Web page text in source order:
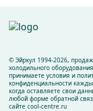
© Эйркул 1994-2026,
холодильного
принимаете условия и
конфиденциальности
когда оставляете свои
любой форме обратной
сайте cool-centre.ru